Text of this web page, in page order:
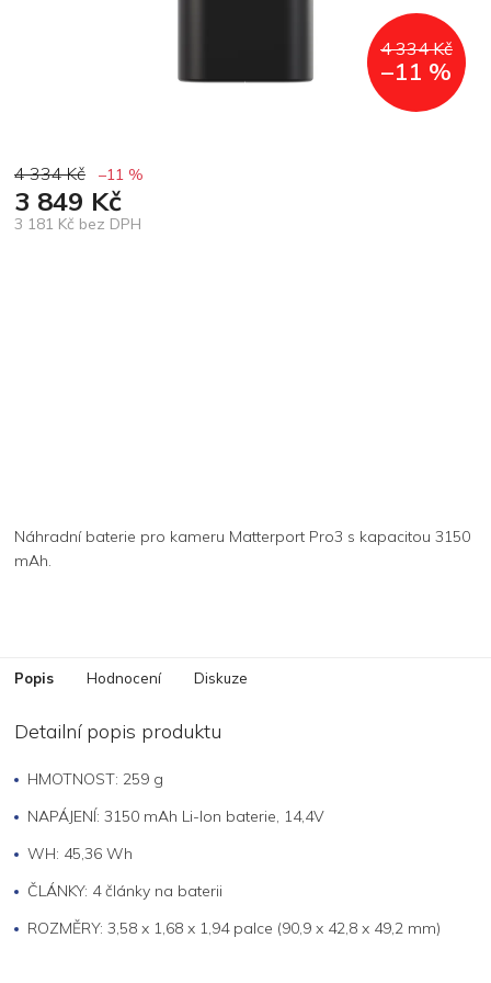
4 334 Kč
–11 %
4 334 Kč –11 %
3 849 Kč
3 181 Kč bez DPH
Náhradní baterie pro kameru Matterport Pro3 s kapacitou 3150
mAh.
Popis Hodnocení Diskuze
Detailní popis produktu
HMOTNOST: 259 g
NAPÁJENÍ: 3150 mAh Li-Ion baterie, 14,4V
WH: 45,36 Wh
ČLÁNKY: 4 články na baterii
ROZMĚRY: 3,58 x 1,68 x 1,94 palce (90,9 x 42,8 x 49,2 mm)